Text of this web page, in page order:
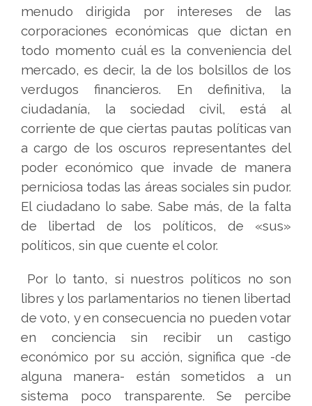
menudo dirigida por intereses de las
corporaciones económicas que dictan en
todo momento cuál es la conveniencia del
mercado, es decir, la de los bolsillos de los
verdugos financieros. En definitiva, la
ciudadanía, la sociedad civil, está al
corriente de que ciertas pautas políticas van
a cargo de los oscuros representantes del
poder económico que invade de manera
perniciosa todas las áreas sociales sin pudor.
El ciudadano lo sabe. Sabe más, de la falta
de libertad de los políticos, de «sus»
políticos, sin que cuente el color.
Por lo tanto, si nuestros políticos no son
libres y los parlamentarios no tienen libertad
de voto, y en consecuencia no pueden votar
en conciencia sin recibir un castigo
económico por su acción, significa que -de
alguna manera- están sometidos a un
sistema poco transparente. Se percibe